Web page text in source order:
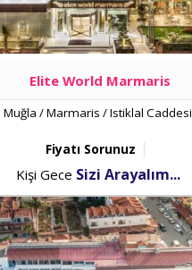
Elite World Marmaris
Muğla / Marmaris / Istiklal Caddesi
Fiyatı Sorunuz
Kişi Gece Sizi Arayalım...